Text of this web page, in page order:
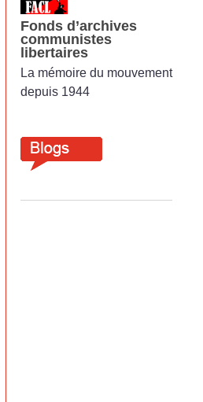
Fonds d’archives
communistes
libertaires
La mémoire du mouvement
depuis 1944